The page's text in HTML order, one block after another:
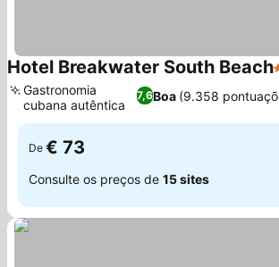
Hotel Breakwater South Beach
7,6Boa (9.358
Gastronomia
cubana autêntica
De € 73
Consulte os preços de 15 sites